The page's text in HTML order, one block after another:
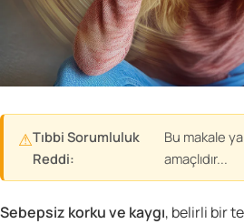
⚠Tıbbi Sorumluluk
Reddi:
Bu makale
amaçlıdır...
Sebepsiz korku ve kaygı, belirli bir